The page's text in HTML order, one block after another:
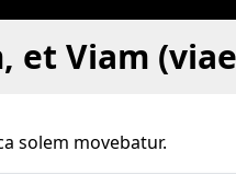
et Viam
solem movebatur.